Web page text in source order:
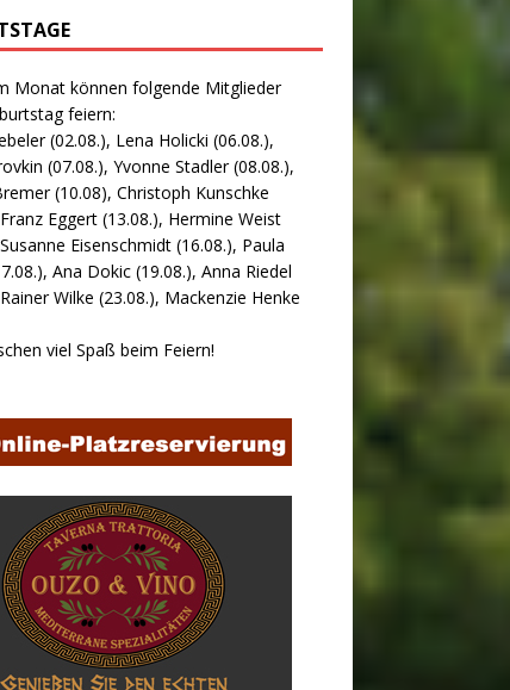
Monat können folgende Mitglieder
feiern:
(02.08.), Lena Holicki (06.08.),
(07.08.), Yvonne Stadler (08.08.),
(10.08), Christoph Kunschke
Eggert (13.08.), Hermine Weist
Eisenschmidt (16.08.), Paula
Ana Dokic (19.08.), Anna Riedel
Wilke (23.08.), Mackenzie Henke
viel Spaß beim Feiern!